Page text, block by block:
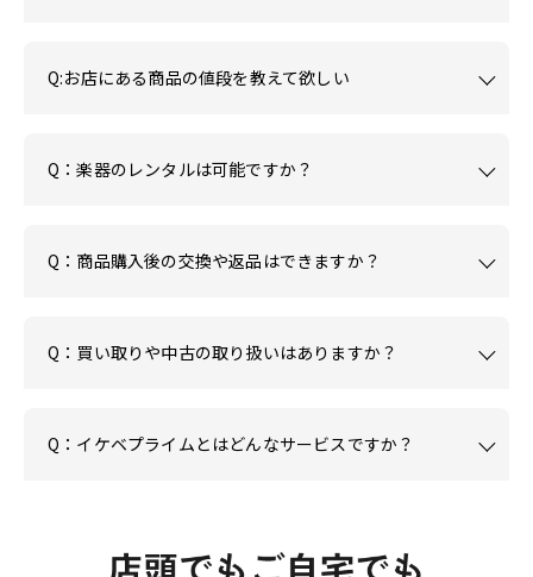
Q:お店にある商品の値段を教えて欲しい
Q：楽器のレンタルは可能ですか？
Q：商品購入後の交換や返品はできますか？
Q：買い取りや中古の取り扱いはありますか？
Q：イケベプライムとはどんなサービスですか？